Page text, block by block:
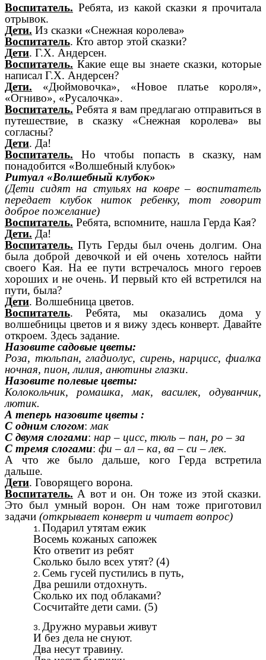
Воспитатель. Ребята, из какой сказки я прочитала
отрывок.
Дети. Из сказки «Снежная королева»
Воспитатель. Кто автор этой сказки?
Дети. Г.Х. Андерсен.
Воспитатель. Какие еще вы знаете сказки, которые
написал Г.Х. Андерсен?
Дети. «Дюймовочка», «Новое платье короля»,
«Огниво», «Русалочка».
Воспитатель. Ребята я вам предлагаю отправиться в
путешествие, в сказку «Снежная королева» вы
согласны?
Дети. Да!
Воспитатель. Но чтобы попасть в сказку, нам
понадобится «Волшебный клубок»
Ритуал «Волшебный клубок»
(Дети сидят на стульях на ковре – воспитатель
передает клубок ниток ребенку, тот говорит
доброе пожелание)
Воспитатель. Ребята, вспомните, нашла Герда Кая?
Дети. Да!
Воспитатель. Путь Герды был очень долгим. Она
была доброй девочкой и ей очень хотелось найти
своего Кая. На ее пути встречалось много героев
хороших и не очень. И первый кто ей встретился на
пути, была?
Дети. Волшебница цветов.
Воспитатель. Ребята, мы оказались дома у
волшебницы цветов и я вижу здесь конверт. Давайте
откроем. Здесь задание.
Назовите садовые цветы:
Роза, тюльпан, гладиолус, сирень, нарцисс, фиалка
ночная, пион, лилия, анютины глазки.
Назовите полевые цветы:
Колокольчик, ромашка, мак, василек, одуванчик,
лютик.
А теперь назовите цветы :
С одним слогом:мак
С двумя слогами: нар – цисс, тюль – пан, ро – за
С тремя слогами: фи – ал – ка, ва – си – лек.
А что же было дальше, кого Герда встретила
дальше.
Дети. Говорящего ворона.
Воспитатель. А вот и он. Он тоже из этой сказки.
Это был умный ворон. Он нам тоже приготовил
задачи (открывает конверт и читает вопрос)
Подарил утятам ежик
Восемь кожаных сапожек
Кто ответит из ребят
Сколько было всех утят? (4)
Семь гусей пустились в путь,
Два решили отдохнуть.
Сколько их под облаками?
Сосчитайте дети сами. (5)
Дружно муравьи живут
И без дела не снуют.
Два несут травину.